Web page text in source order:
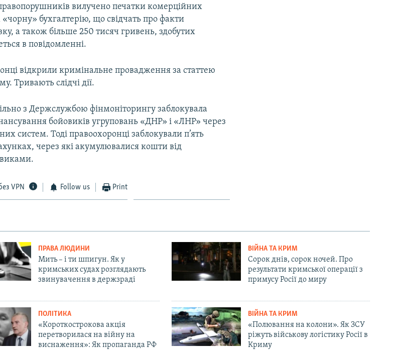
вилучено печатки комерційних
бухгалтерію, що свідчать про факти
а також більше 250 тисяч гривень, здобутих
в повідомленні.
відкрили кримінальне провадження за статтею
Тривають слідчі дії.
з Держслужбою фінмоніторингу заблокувала
бойовиків угруповань «ДНР» і «ЛНР» через
систем. Тоді правоохоронці заблокували п’ять
через які акумулювалися кошти від
VPN Follow us Print
ПРАВА ЛЮДИНИ
Мить – і ти шпигун. Як у
кримських судах розглядають
звинувачення в держзраді
ВІЙНА ТА КРИМ
Сорок днів, сорок ночей. Про
результати кримської операції з
примусу Росії до миру
ПОЛІТИКА
«Короткострокова акція
перетворилася на війну на
виснаження»: Як пропаганда РФ
ВІЙНА ТА КРИМ
«Полювання на колони». Як ЗСУ
ріжуть військову логістику Росії в
Криму